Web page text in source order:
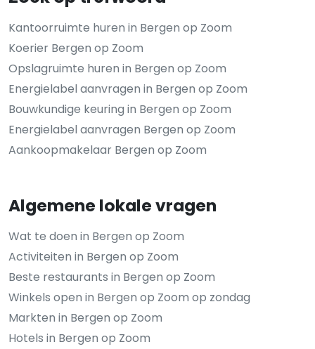
Kantoorruimte huren in Bergen op Zoom
Koerier Bergen op Zoom
Opslagruimte huren in Bergen op Zoom
Energielabel aanvragen in Bergen op Zoom
Bouwkundige keuring in Bergen op Zoom
Energielabel aanvragen Bergen op Zoom
Aankoopmakelaar Bergen op Zoom
Algemene lokale vragen
Wat te doen in Bergen op Zoom
Activiteiten in Bergen op Zoom
Beste restaurants in Bergen op Zoom
Winkels open in Bergen op Zoom op zondag
Markten in Bergen op Zoom
Hotels in Bergen op Zoom